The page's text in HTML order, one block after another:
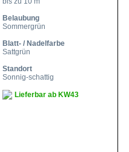
Belaubung
Sommergrün
Blatt- / Nadelfarbe
Sattgrün
Standort
Sonnig-schattig
Lieferbar ab KW43